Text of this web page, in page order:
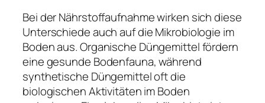
Bei der Nährstoffaufnahme wirken sich diese
Unterschiede auch auf die Mikrobiologie im
Boden aus. Organische Düngemittel fördern
eine gesunde Bodenfauna, während
synthetische Düngemittel oft die
biologischen Aktivitäten im Boden